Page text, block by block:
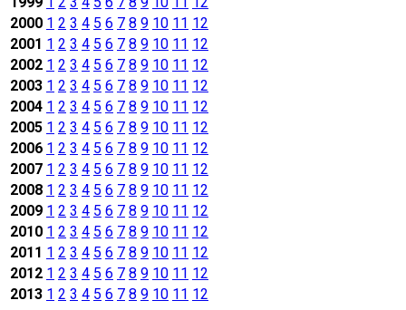
2000 1 2 3 4 5 6 7 8 9 10 11 12
2001 1 2 3 4 5 6 7 8 9 10 11 12
2002 1 2 3 4 5 6 7 8 9 10 11 12
2003 1 2 3 4 5 6 7 8 9 10 11 12
2004 1 2 3 4 5 6 7 8 9 10 11 12
2005 1 2 3 4 5 6 7 8 9 10 11 12
2006 1 2 3 4 5 6 7 8 9 10 11 12
2007 1 2 3 4 5 6 7 8 9 10 11 12
2008 1 2 3 4 5 6 7 8 9 10 11 12
2009 1 2 3 4 5 6 7 8 9 10 11 12
2010 1 2 3 4 5 6 7 8 9 10 11 12
2011 1 2 3 4 5 6 7 8 9 10 11 12
2012 1 2 3 4 5 6 7 8 9 10 11 12
2013 1 2 3 4 5 6 7 8 9 10 11 12